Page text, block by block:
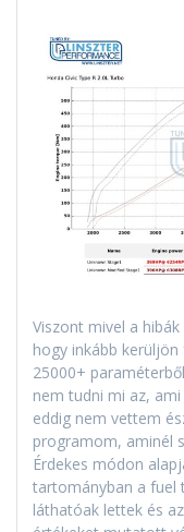
Viszont mivel a
hogy inkább
25000+
nem tudni mi az,
eddig nem vettem
programom, aminél
Érdekes módon
tartományban a fuel
láthatóak lettek és